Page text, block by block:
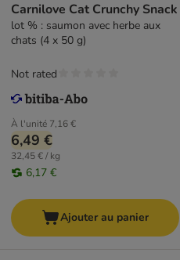
Carnilove Cat Crunchy Snack
lot % : saumon avec herbe aux
chats (4 x 50 g)
À l'unité 7,16 €
6,49 €
32,45 € / kg
6,17 €
Not rated
Ajouter au panier